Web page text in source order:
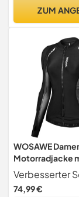
ZUM
WOSAWE
Motorradjacke
Abnehmbar
Sommer
Schutzjacken
74,99 €